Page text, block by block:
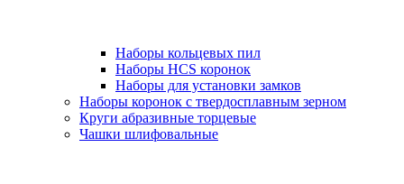
Наборы кольцевых пил
Наборы HCS коронок
Наборы для установки замков
Наборы коронок с твердосплавным зерном
Круги абразивные торцевые
Чашки шлифовальные